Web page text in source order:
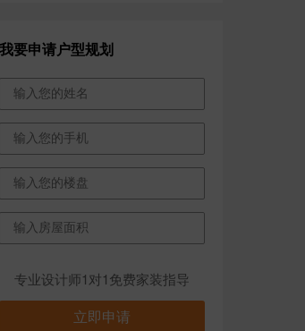
我要申请户型规划
专业设计师1对1免费家装指导
立即申请